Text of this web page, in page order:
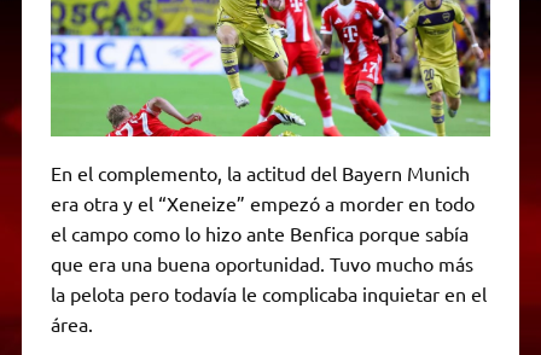
En el complemento, la actitud del Bayern Munich
era otra y el “Xeneize” empezó a morder en todo
el campo como lo hizo ante Benfica porque sabía
que era una buena oportunidad. Tuvo mucho más
la pelota pero todavía le complicaba inquietar en el
área.